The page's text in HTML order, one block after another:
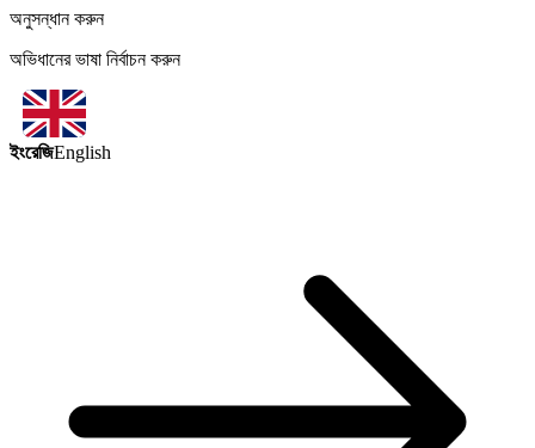
অনুসন্ধান করুন
অভিধানের ভাষা নির্বাচন করুন
ইংরেজিEnglish